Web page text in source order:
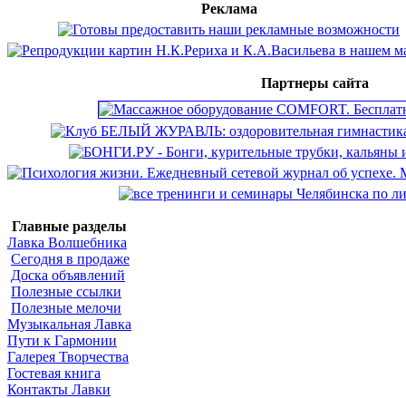
Реклама
Партнеры сайта
Главные разделы
Лавка Волшебника
Сегодня в продаже
Доска объявлений
Полезные ссылки
Полезные мелочи
Музыкальная Лавка
Пути к Гармонии
Галерея Творчества
Гостевая книга
Контакты Лавки